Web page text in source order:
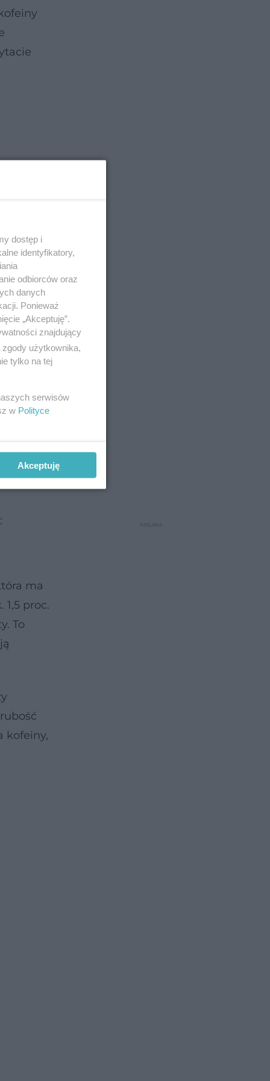
ma
proc.
To
kofeiny,
dostęp i
identyfikatory,
odbiorców oraz
danych
Ponieważ
„Akceptuję”.
znajdujący
użytkownika,
tylko na tej
serwisów
w Polityce
Akceptuję